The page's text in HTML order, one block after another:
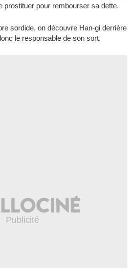
prostituer pour rembourser sa dette.
sordide, on découvre Han-gi derrière
le responsable de son sort.